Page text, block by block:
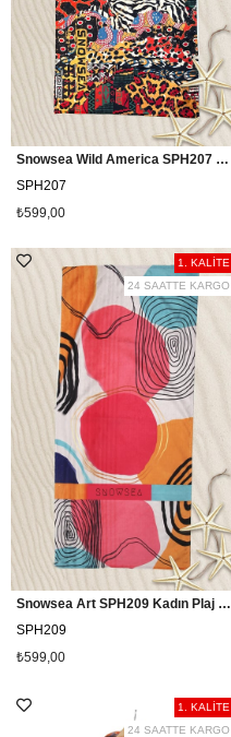
Snowsea Wild America SPH207 Kadın Plaj Havlusu
SPH207
₺599,00
Snowsea Art SPH209 Kadın Plaj Havlusu
SPH209
₺599,00
1. KALİTE
24 SAATTE KARGO
1. KALİTE
24 SAATTE KARGO